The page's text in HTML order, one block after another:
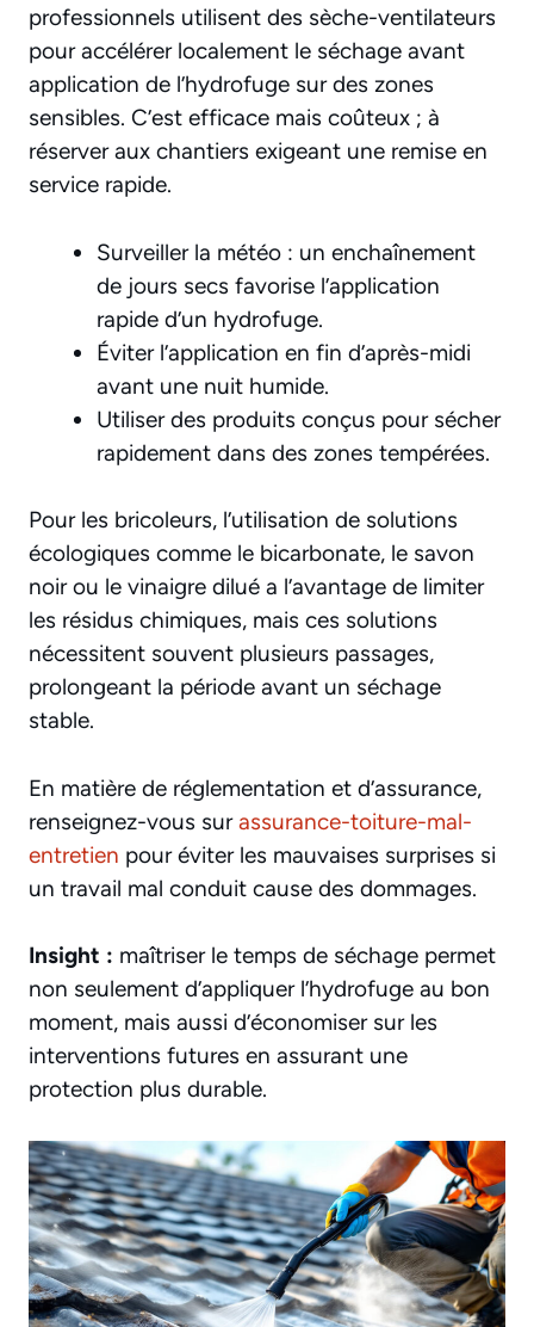
professionnels utilisent des sèche-ventilateurs
pour accélérer localement le séchage avant
application de l’hydrofuge sur des zones
sensibles. C’est efficace mais coûteux ; à
réserver aux chantiers exigeant une remise en
service rapide.
Surveiller la météo : un enchaînement
de jours secs favorise l’application
rapide d’un hydrofuge.
Éviter l’application en fin d’après-midi
avant une nuit humide.
Utiliser des produits conçus pour sécher
rapidement dans des zones tempérées.
Pour les bricoleurs, l’utilisation de solutions
écologiques comme le bicarbonate, le savon
noir ou le vinaigre dilué a l’avantage de limiter
les résidus chimiques, mais ces solutions
nécessitent souvent plusieurs passages,
prolongeant la période avant un séchage
stable.
En matière de réglementation et d’assurance,
renseignez-vous surassurance-toiture-mal-
entretien pour éviter les mauvaises surprises si
un travail mal conduit cause des dommages.
Insight : maîtriser le temps de séchage permet
non seulement d’appliquer l’hydrofuge au bon
moment, mais aussi d’économiser sur les
interventions futures en assurant une
protection plus durable.